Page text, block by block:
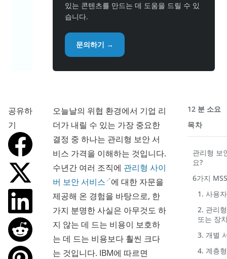
있는 콘텐츠를 만드는 데 도움을 드릴 수 있
습니다.
문의하기 →
공유하
기
오늘날의 위협 환경에서 기업 리
더가 내릴 수 있는 가장 중요한
결정 중 하나는 관리형 보안 서
비스 가격을 이해하는 것입니다.
수년간 여러 조직에 관리형 사이
버 보안 서비스 에 대한 자문을
제공해 온 경험을 바탕으로, 한
가지 분명한 사실은 아무것도 하
지 않는 데 드는 비용이 보호하
는 데 드는 비용보다 훨씬 크다
는 것입니다. IBM에 따르면
12 분 소요
목차
관리형 보
요?
6가지
1. 사용
2. 관리
또는 장
3. 개별
4. 계층